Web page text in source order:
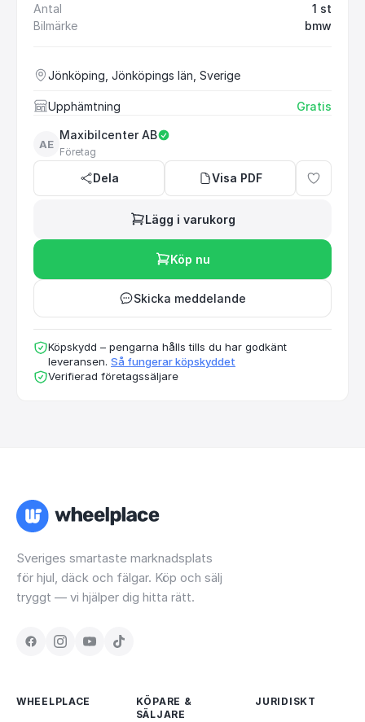
Antal
1 st
Bilmärke
bmw
Jönköping, Jönköpings län, Sverige
Upphämtning Gratis
AE
Maxibilcenter AB
Företag
Dela Visa PDF
Lägg i varukorg
Köp nu
Skicka meddelande
Köpskydd – pengarna hålls tills du har godkänt
leveransen. Så fungerar köpskyddet
Verifierad företagssäljare
Sveriges smartaste marknadsplats
för hjul, däck och fälgar. Köp och sälj
tryggt — vi hjälper dig hitta rätt.
WHEELPLACE
KÖPARE &
SÄLJARE
JURIDISKT